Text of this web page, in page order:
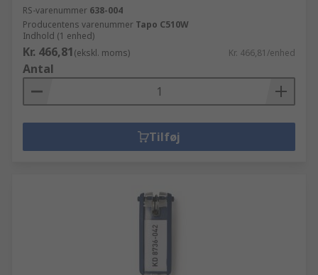
RS-varenummer 638-004
Producentens varenummer Tapo C510W
Indhold (1 enhed)
Kr. 466,81(ekskl. moms) Kr. 466,81/enhed
Antal
Tilføj